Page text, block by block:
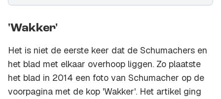
'Wakker'
Het is niet de eerste keer dat de Schumachers en
het blad met elkaar overhoop liggen. Zo plaatste
het blad in 2014 een foto van Schumacher op de
voorpagina met de kop 'Wakker'. Het artikel ging